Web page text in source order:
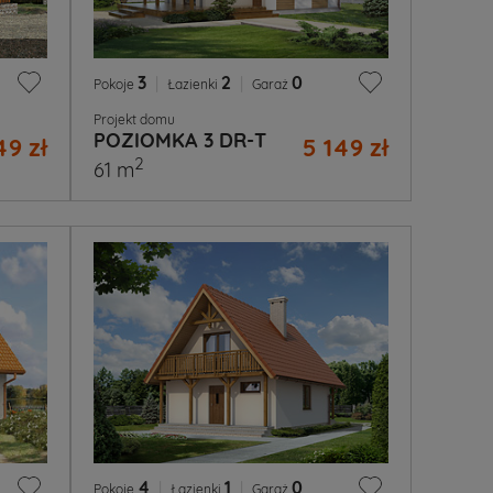
zł
Pokoje 3 Łazienki 2 Garaż 0
Projekt domu
POZIOMKA 3 DR-T 5 149 zł
61 m2
Pokoje 4 Łazienki 1 Garaż 0